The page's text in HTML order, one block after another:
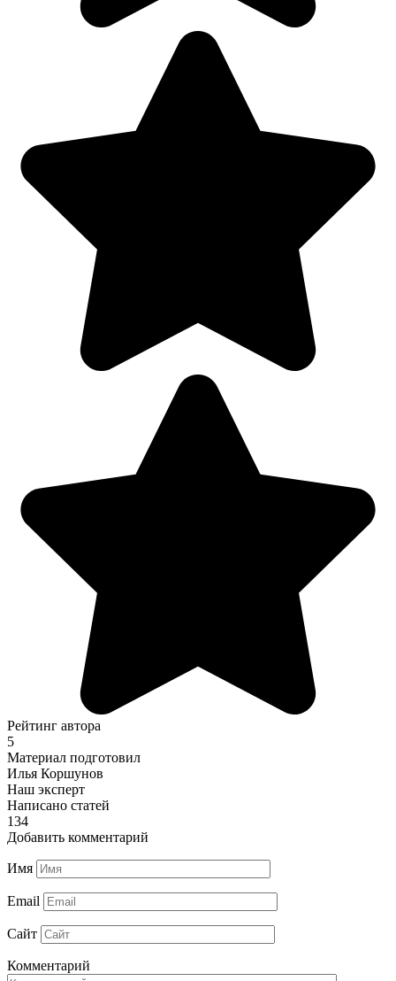
Рейтинг автора
5
Материал подготовил
Илья Коршунов
Наш эксперт
Написано статей
134
Добавить комментарий
Имя
Email
Сайт
Комментарий